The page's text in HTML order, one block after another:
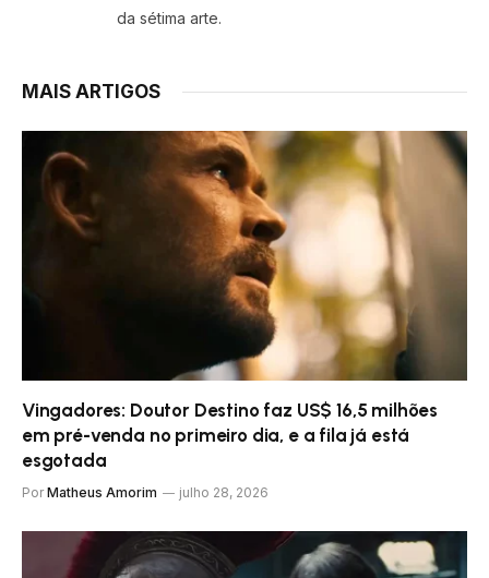
da sétima arte.
MAIS ARTIGOS
Vingadores: Doutor Destino faz US$ 16,5 milhões
em pré-venda no primeiro dia, e a fila já está
esgotada
Por Matheus Amorim julho 28, 2026